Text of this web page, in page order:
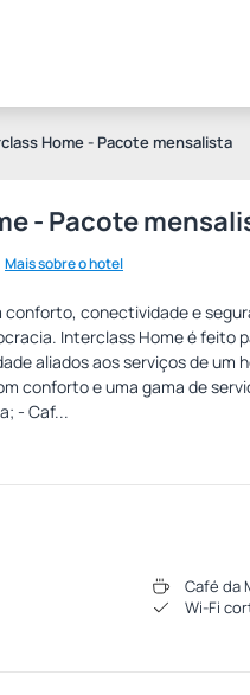
Home - Pacote mensalista
- Pacote
Mais sobre o hotel
conforto, conectividade e
Interclass Home é feito
aliados aos serviços de um
conforto e uma gama de
- Caf...
Café da
Wi-Fi